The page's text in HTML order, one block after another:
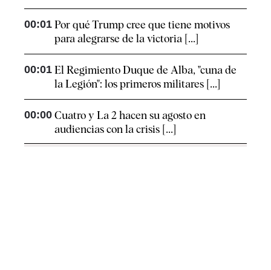
00:01 Por qué Trump cree que tiene motivos
para alegrarse de la victoria [...]
00:01 El Regimiento Duque de Alba, "cuna de
la Legión": los primeros militares [...]
00:00 Cuatro y La 2 hacen su agosto en
audiencias con la crisis [...]